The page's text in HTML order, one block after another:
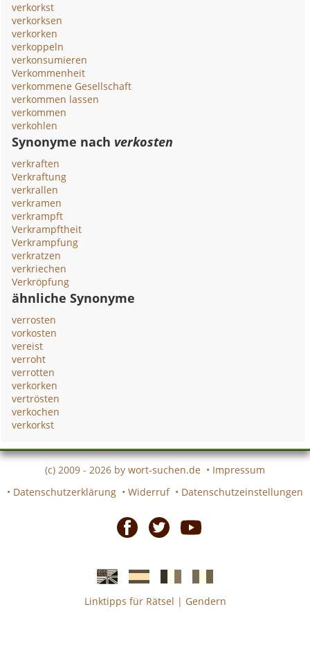
verkorkst
verkorksen
verkorken
verkoppeln
verkonsumieren
Verkommenheit
verkommene Gesellschaft
verkommen lassen
verkommen
verkohlen
Synonyme nach verkosten
verkraften
Verkraftung
verkrallen
verkramen
verkrampft
Verkrampftheit
Verkrampfung
verkratzen
verkriechen
Verkröpfung
ähnliche Synonyme
verrosten
vorkosten
vereist
verroht
verrotten
verkorken
vertrösten
verkochen
verkorkst
(c) 2009 - 2026 by wort-suchen.de • Impressum
• Datenschutzerklärung • Widerruf • Datenschutzeinstellungen
EnglischeSpanischefranzösicheitalienische
Linktipps für Rätsel | Gendern